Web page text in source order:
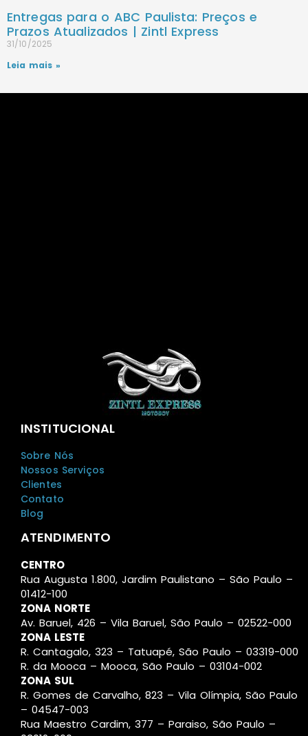
Entregas para o ABC Paulista: Preços e
Prazos Atualizados | Zintl Express
31/10/2025
Leia mais »
INSTITUCIONAL
Sobre Nós
Nossos Serviços
Clientes
Contato
Blog
ATENDIMENTO
CENTRO
Rua Augusta 1.800, Jardim Paulistano – São Paulo –
01412-100
ZONA NORTE
Av. Baruel, 426 – Vila Baruel, São Paulo – 02522-000
ZONA LESTE
R. Cantagalo, 323 – Tatuapé, São Paulo – 03319-000
R. da Mooca – Mooca, São Paulo – 03104-002
ZONA SUL
R. Gomes de Carvalho, 823 – Vila Olímpia, São Paulo
– 04547-003
Rua Maestro Cardim, 377 – Paraiso, São Paulo –